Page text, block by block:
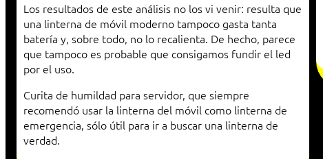
Los resultados de este análisis no los vi venir: resulta que
una linterna de móvil moderno tampoco gasta tanta
batería y, sobre todo, no lo recalienta. De hecho, parece
que tampoco es probable que consigamos fundir el led
por el uso.
Curita de humildad para servidor, que siempre
recomendó usar la linterna del móvil como linterna de
emergencia, sólo útil para ir a buscar una linterna de
verdad.